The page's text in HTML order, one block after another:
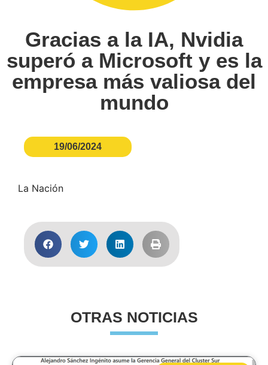
Gracias a la IA, Nvidia
superó a Microsoft y es la
empresa más valiosa del
mundo
19/06/2024
La Nación
OTRAS NOTICIAS